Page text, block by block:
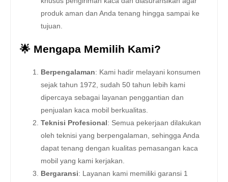
produk aman dan Anda tenang hingga sampai ke
tujuan.
🌟 Mengapa Memilih Kami?
Berpengalaman: Kami hadir melayani konsumen
sejak tahun 1972, sudah 50 tahun lebih kami
dipercaya sebagai layanan penggantian dan
penjualan kaca mobil berkualitas.
Teknisi Profesional : Semua pekerjaan dilakukan
oleh teknisi yang berpengalaman, sehingga Anda
dapat tenang dengan kualitas pemasangan kaca
mobil yang kami kerjakan.
Bergaransi: Layanan kami memiliki garansi 1